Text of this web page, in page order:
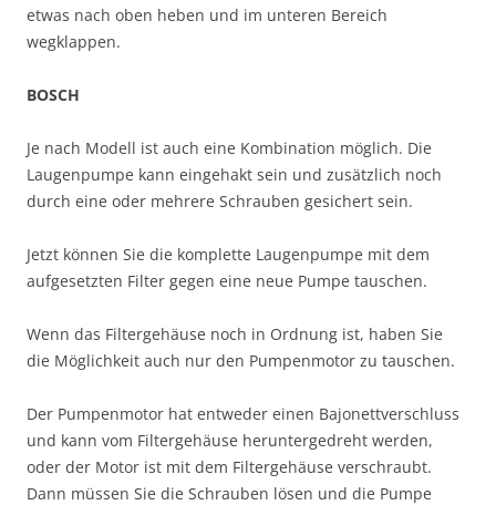
etwas nach oben heben und im unteren Bereich
wegklappen.
BOSCH
Je nach Modell ist auch eine Kombination möglich. Die
Laugenpumpe kann eingehakt sein und zusätzlich noch
durch eine oder mehrere Schrauben gesichert sein.
Jetzt können Sie die komplette Laugenpumpe mit dem
aufgesetzten Filter gegen eine neue Pumpe tauschen.
Wenn das Filtergehäuse noch in Ordnung ist, haben Sie
die Möglichkeit auch nur den Pumpenmotor zu tauschen.
Der Pumpenmotor hat entweder einen Bajonettverschluss
und kann vom Filtergehäuse heruntergedreht werden,
oder der Motor ist mit dem Filtergehäuse verschraubt.
Dann müssen Sie die Schrauben lösen und die Pumpe